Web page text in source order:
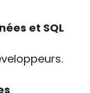
et SQL